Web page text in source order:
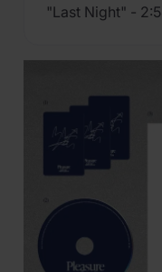
"Last Night" -